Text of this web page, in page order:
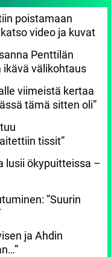
poistamaan
video ja kuvat
Penttilän
välikohtaus
viimeistä kertaa
tämä sitten oli”
tissit”
lusii ökypuitteissa –
”Suurin
ja Ahdin